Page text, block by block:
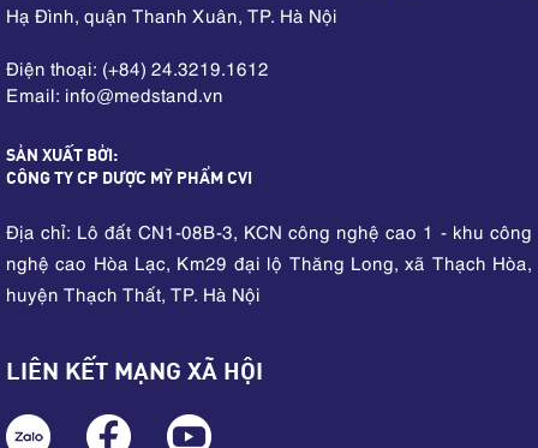
Hạ Đình, quận Thanh Xuân, TP. Hà Nội
Điện thoại: (+84) 24.3219.1612
Email: info@medstand.vn
SẢN XUẤT BỞI:
CÔNG TY CP DƯỢC MỸ PHẨM CVI
Địa chỉ: Lô đất CN1-08B-3, KCN công nghệ cao 1 - khu công
nghệ cao Hòa Lạc, Km29 đại lộ Thăng Long, xã Thạch Hòa,
huyện Thạch Thất, TP. Hà Nội
LIÊN KẾT MẠNG XÃ HỘI